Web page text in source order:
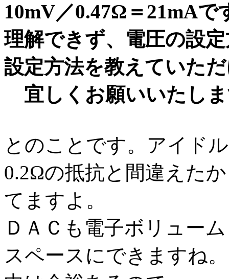
10mV／0.47Ω＝21mA
理解できず、電圧の設
設定方法を教えていた
宜しくお願いいたし
とのことです。アイド
0.2Ωの抵抗と間違えた
てますよ。
ＤＡＣも電子ボリュー
スペースにできますね